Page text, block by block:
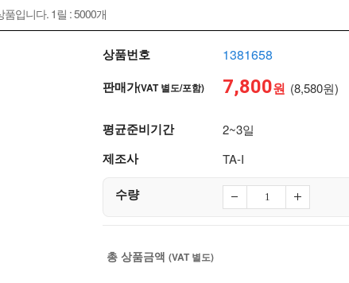
품입니다. 1릴 : 5000개
상품번호 1381658
판매가(VAT 별도/포함) 7,800원 (8,580원)
평균준비기간 2~3일
제조사 TA-I
수량
총 상품금액 (VAT 별도)